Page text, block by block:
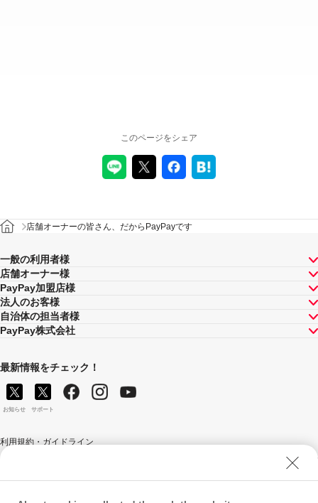
このページをシェア
店舗オーナーの皆さん、だからPayPayです
一般の利用者様
店舗オーナー様
PayPay加盟店様
法人のお客様
自治体の担当者様
PayPay株式会社
最新情報をチェック！
お知らせ サポート
利用規約・ガイドライン
ソフトバンク人権ポリシー